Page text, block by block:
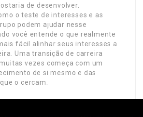
de desenvolver.
o teste de interesses e as
podem ajudar nesse
você entende o que realmente
fácil alinhar seus interesses a
Uma transição de carreira
vezes começa com um
de si mesmo e das
o cercam.